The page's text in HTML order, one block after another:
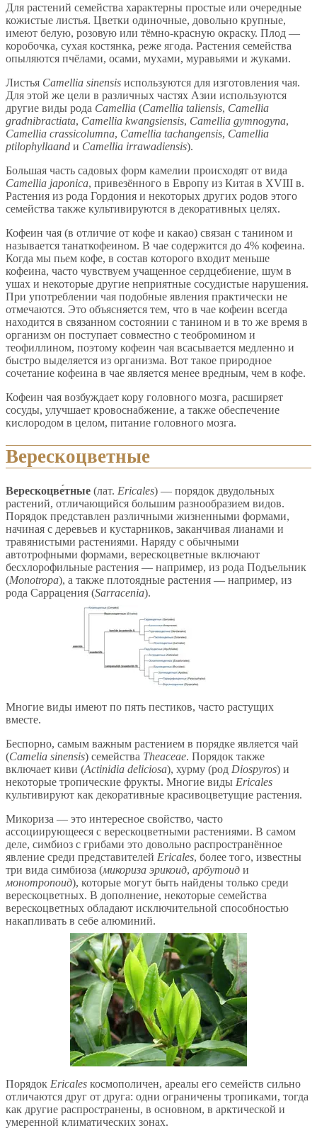
Для растений семейства характерны простые или очередные
кожистые листья. Цветки одиночные, довольно крупные,
имеют белую, розовую или тёмно-красную окраску. Плод —
коробочка, сухая костянка, реже ягода. Растения семейства
опыляются пчёлами, осами, мухами, муравьями и жуками.
Листья Camellia sinensis используются для изготовления чая.
Для этой же цели в различных частях Азии используются
другие виды рода Camellia (Camellia taliensis, Camellia
gradnibractiata, Camellia kwangsiensis, Camellia gymnogyna,
Camellia crassicolumna, Camellia tachangensis, Camellia
ptilophyllaand и Camellia irrawadiensis).
Большая часть садовых форм камелии происходят от вида
Camellia japonica, привезённого в Европу из Китая в XVIII в.
Растения из рода Гордония и некоторых других родов этого
семейства также культивируются в декоративных целях.
Кофеин чая (в отличие от кофе и какао) связан с танином и
называется танаткофеином. В чае содержится до 4% кофеина.
Когда мы пьем кофе, в состав которого входит меньше
кофеина, часто чувствуем учащенное сердцебиение, шум в
ушах и некоторые другие неприятные сосудистые нарушения.
При употреблении чая подобные явления практически не
отмечаются. Это объясняется тем, что в чае кофеин всегда
находится в связанном состоянии с танином и в то же время в
организм он поступает совместно с теобромином и
теофиллином, поэтому кофеин чая всасывается медленно и
быстро выделяется из организма. Вот такое природное
сочетание кофеина в чае является менее вредным, чем в кофе.
Кофеин чая возбуждает кору головного мозга, расширяет
сосуды, улучшает кровоснабжение, а также обеспечение
кислородом в целом, питание головного мозга.
Верескоцветные
Верескоцве́тные (лат. Ericales) — порядок двудольных
растений, отличающийся большим разнообразием видов.
Порядок представлен различными жизненными формами,
начиная с деревьев и кустарников, заканчивая лианами и
травянистыми растениями. Наряду с обычными
автотрофными формами, верескоцветные включают
бесхлорофильные растения — например, из рода Подъельник
(Monotropa), а также плотоядные растения — например, из
рода Саррацения (Sarracenia).
Многие виды имеют по пять пестиков, часто растущих
вместе.
Беспорно, самым важным растением в порядке является чай
(Camelia sinensis) семейства Theaceae. Порядок также
включает киви (Actinidia deliciosa), хурму (род Diospyros) и
некоторые тропические фрукты. Многие виды Ericales
культивируют как декоративные красивоцветущие растения.
Микориза — это интересное свойство, часто
ассоциирующееся с верескоцветными растениями. В самом
деле, симбиоз с грибами это довольно распространённое
явление среди представителей Ericales, более того, известны
три вида симбиоза (микориза эрикоид, арбутоид и
монотропоид), которые могут быть найдены только среди
верескоцветных. В дополнение, некоторые семейства
верескоцветных обладают исключительной способностью
накапливать в себе алюминий.
Порядок Ericales космополичен, ареалы его семейств сильно
отличаются друг от друга: одни ограничены тропиками, тогда
как другие распространены, в основном, в арктической и
умеренной климатических зонах.